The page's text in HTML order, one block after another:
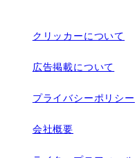
クリッカーについて
広告掲載について
プライバシーポリシー
会社概要